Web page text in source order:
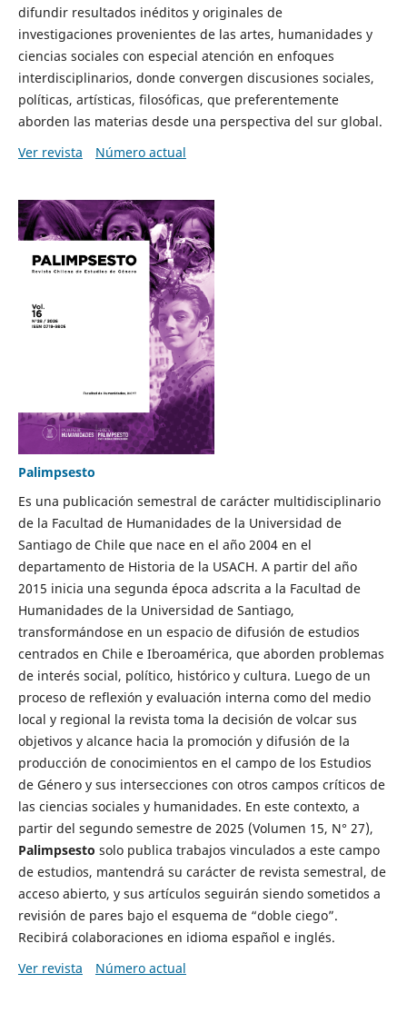
difundir resultados inéditos y originales de
investigaciones provenientes de las artes, humanidades y
ciencias sociales con especial atención en enfoques
interdisciplinarios, donde convergen discusiones sociales,
políticas, artísticas, filosóficas, que preferentemente
aborden las materias desde una perspectiva del sur global.
Ver revista
Número actual
Palimpsesto
Es una publicación semestral de carácter multidisciplinario
de la Facultad de Humanidades de la Universidad de
Santiago de Chile que nace en el año 2004 en el
departamento de Historia de la USACH. A partir del año
2015 inicia una segunda época adscrita a la Facultad de
Humanidades de la Universidad de Santiago,
transformándose en un espacio de difusión de estudios
centrados en Chile e Iberoamérica, que aborden problemas
de interés social, político, histórico y cultura. Luego de un
proceso de reflexión y evaluación interna como del medio
local y regional la revista toma la decisión de volcar sus
objetivos y alcance hacia la promoción y difusión de la
producción de conocimientos en el campo de los Estudios
de Género y sus intersecciones con otros campos críticos de
las ciencias sociales y humanidades. En este contexto, a
partir del segundo semestre de 2025 (Volumen 15, N° 27),
Palimpsesto solo publica trabajos vinculados a este campo
de estudios, mantendrá su carácter de revista semestral, de
acceso abierto, y sus artículos seguirán siendo sometidos a
revisión de pares bajo el esquema de “doble ciego”.
Recibirá colaboraciones en idioma español e inglés.
Ver revista
Número actual